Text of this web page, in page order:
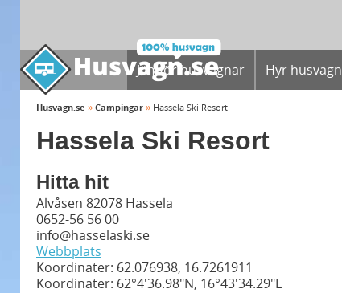
Jämför husvagnar Hyr husvagn
Husvagn.se » Campingar » Hassela Ski Resort
Hassela Ski Resort
Hitta hit
Älvåsen 82078 Hassela
0652-56 56 00
info@hasselaski.se
Webbplats
Koordinater: 62.076938, 16.7261911
Koordinater: 62°4'36.98"N, 16°43'34.29"E